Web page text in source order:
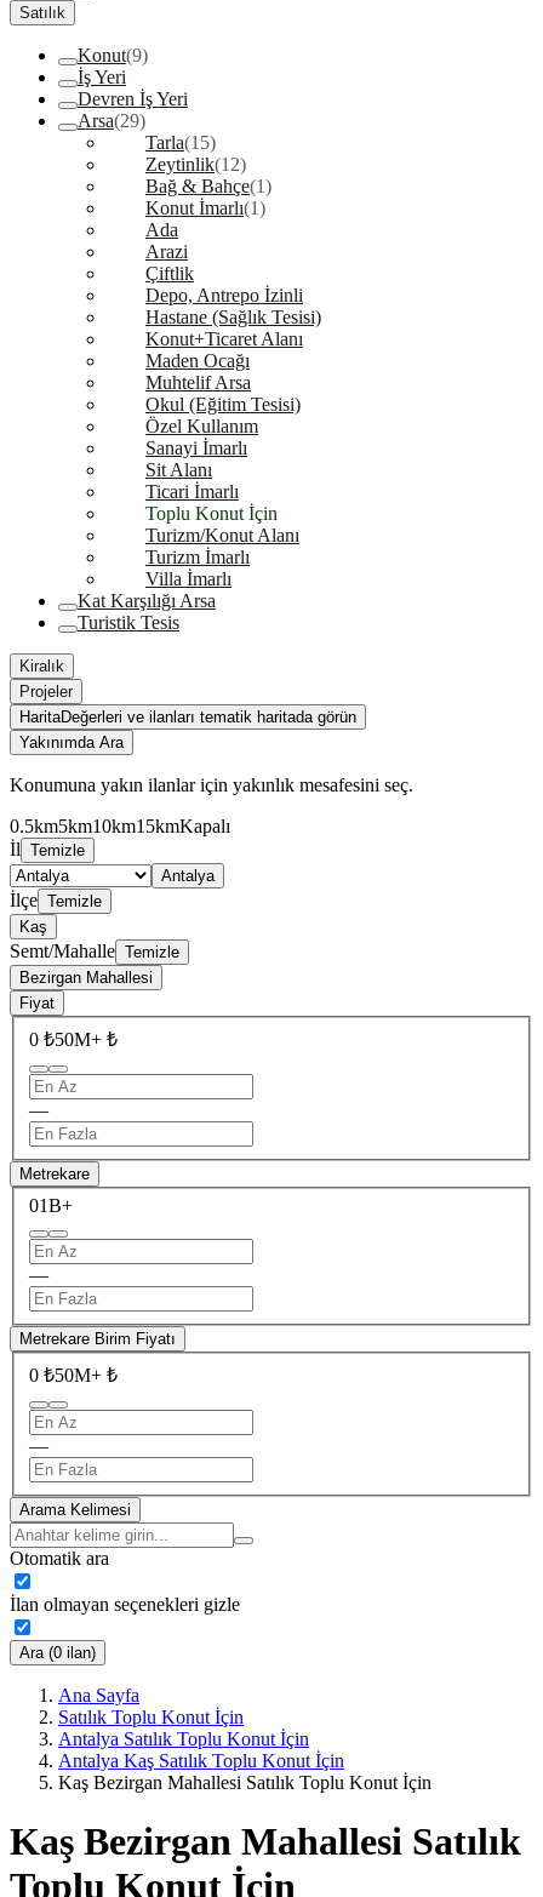
Satılık
Konut(9)
İş Yeri
Devren İş Yeri
Arsa(29)
Tarla(15)
Zeytinlik(12)
Bağ & Bahçe(1)
Konut İmarlı(1)
Ada
Arazi
Çiftlik
Depo, Antrepo İzinli
Hastane (Sağlık Tesisi)
Konut+Ticaret Alanı
Maden Ocağı
Muhtelif Arsa
Okul (Eğitim Tesisi)
Özel Kullanım
Sanayi İmarlı
Sit Alanı
Ticari İmarlı
Toplu Konut İçin
Turizm/Konut Alanı
Turizm İmarlı
Villa İmarlı
Kat Karşılığı Arsa
Turistik Tesis
Kiralık
Projeler
HaritaDeğerleri ve ilanları tematik haritada görün
Yakınımda Ara
Konumuna yakın ilanlar için yakınlık mesafesini seç.
0.5km5km10km15kmKapalı
İl Temizle
Antalya
İlçe Temizle
Kaş
Semt/Mahalle Temizle
Bezirgan Mahallesi
Fiyat
0 ₺50M+ ₺
—
Metrekare
01B+
—
Metrekare Birim Fiyatı
0 ₺50M+ ₺
—
Arama Kelimesi
Otomatik ara
İlan olmayan seçenekleri gizle
Ara (0 ilan)
Ana Sayfa
Satılık Toplu Konut İçin
Antalya Satılık Toplu Konut İçin
Antalya Kaş Satılık Toplu Konut İçin
Kaş Bezirgan Mahallesi Satılık Toplu Konut İçin
Kaş Bezirgan Mahallesi Satılık
Toplu Konut İçin